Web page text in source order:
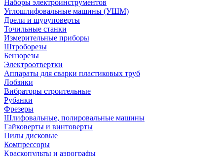
Наборы электроинструментов
Углошлифовальные машины (УШМ)
Дрели и шуруповерты
Точильные станки
Измерительные приборы
Штроборезы
Бензорезы
Электроотвертки
Аппараты для сварки пластиковых труб
Лобзики
Вибраторы строительные
Рубанки
Фрезеры
Шлифовальные, полировальные машины
Гайковерты и винтоверты
Пилы дисковые
Компрессоры
Краскопульты и аэрографы